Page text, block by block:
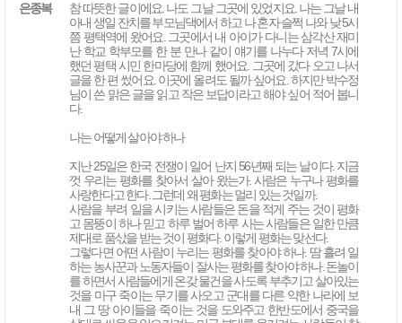
은종복
참 따뜻한 글이에요. 나도 그날 그곳에 있었지요. 나는 그날 내
아내 생일 잔치를 부모님댁에서 하고 나 혼자 슬쩍 나와 낮 5시
쯤 평택역에 왔어요. 그곳에서 내 아이가 다니는 삼각산 재미
난 학교 학부모를 한 분 만나 같이 얘기를 나누다 저녁 7시에
했던 평택 시민 한마당에 함께 했어요. 그곳에 갔다 오고 나서
글을 한 편 썼어요. 이곳에 올려도 될까 싶어요. 하지만 박수정
님이 쓴 맑은 글을 읽고 작은 보답이라고 해야 싶어 적어 봅니
다.
나는 어떻게 살아야 하나
지난 25일은 한국 전쟁이 일어 난지 56년째 되는 날이다. 지금
껏 우리는 평화를 찾아서 살아 왔는가. 사람은 누구나 평화를
사랑한다고 한다. 그런데 왜 평화는 멀리 있는 것일까.
사람을 부려 일을 시키는 사람들은 돈을 적게 주는 것이 평화
고 몸뚱이 하나 믿고 하루 벌어 하루 사는 사람들은 일한 만큼
제대로 품삯을 받는 것이 평화다. 이렇게 평화는 맞선다.
그렇다면 어떤 사람이 누리는 평화를 찾아야 하나. 땀 흘려 일
하는 농사꾼과 노동자들이 잘사는 평화를 찾아야 하나. 돈놀이
를 하면서 사람들에게 온갖 물건을 사도록 부추기고 살아있는
것을 마구 죽이는 무기를 사오고 군대를 다른 약한 나라에 보
내 그 땅 아이들을 죽이는 것을 도와주고 한반도에서 중국을